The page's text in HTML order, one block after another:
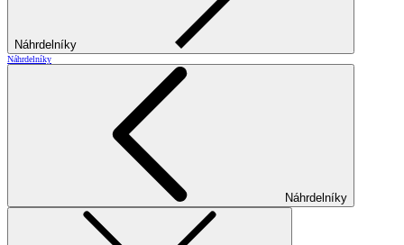
Náhrdelníky
Náhrdelníky
Náhrdelníky